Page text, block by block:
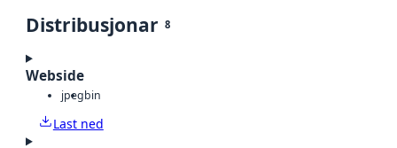
Distribusjonar 8
Webside
jpegbin
Last ned